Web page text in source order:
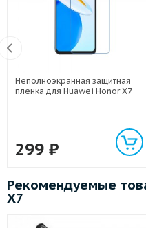
Неполноэкранная защитная
пленка для Huawei Honor X7
299 ₽
Рекомендуемые
X7